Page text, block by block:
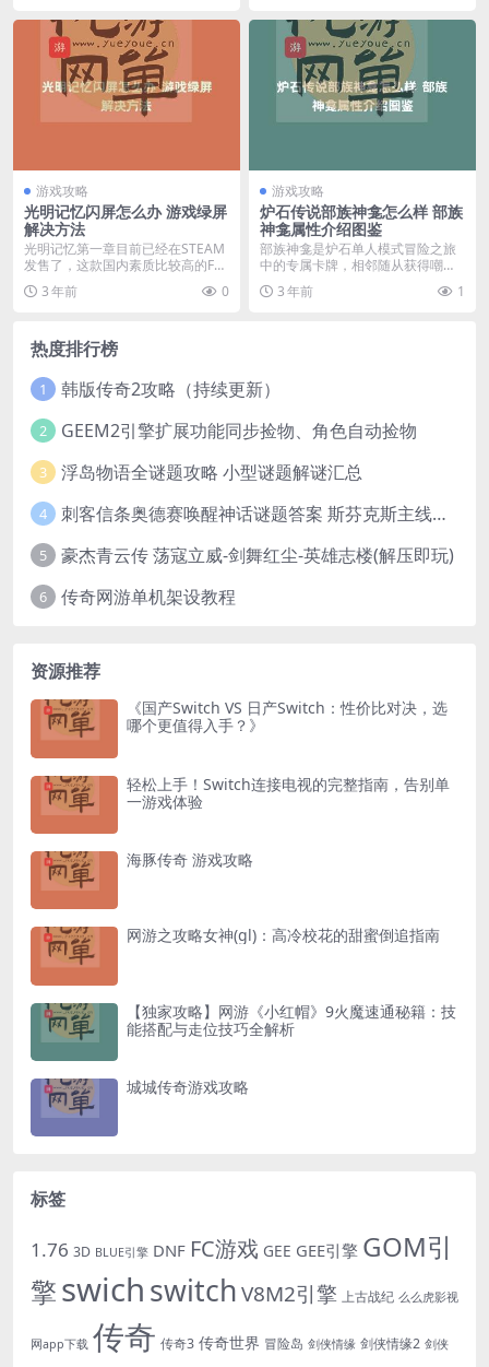
游戏攻略
光明记忆闪屏怎么办 游戏绿屏
解决方法
光明记忆第一章目前已经在STEAM
发售了，这款国内素质比较高的FPS
让玩家可圈可...
3 年前 0
游戏攻略
炉石传说部族神龛怎么样 部族
神龛属性介绍图鉴
部族神龛是炉石单人模式冒险之旅
中的专属卡牌，相邻随从获得嘲
讽。下面小编为大家介绍...
3 年前 1
热度排行榜
1 韩版传奇2攻略（持续更新）
2 GEEM2引擎扩展功能同步捡物、角色自动捡物
3 浮岛物语全谜题攻略 小型谜题解谜汇总
4 刺客信条奥德赛唤醒神话谜题答案 斯芬克斯主线攻略
5 豪杰青云传 荡寇立威-剑舞红尘-英雄志楼(解压即玩)
6 传奇网游单机架设教程
资源推荐
《国产Switch VS 日产Switch：性价比对决，选
哪个更值得入手？》
轻松上手！Switch连接电视的完整指南，告别单
一游戏体验
海豚传奇 游戏攻略
网游之攻略女神(gl)：高冷校花的甜蜜倒追指南
【独家攻略】网游《小红帽》9火魔速通秘籍：技
能搭配与走位技巧全解析
城城传奇游戏攻略
标签
1.76 3D BLUE引擎 DNF FC游戏 GEE GEE引擎 GOM引
擎swichswitchV8M2引擎 上古战纪 么么虎影视
网app下载 传奇 传奇3 传奇世界 冒险岛 剑侠情缘 剑侠情缘2 剑侠